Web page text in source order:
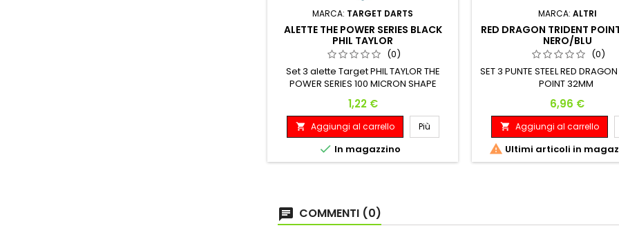
MARCA: TARGET DARTS
ALETTE THE POWER SERIES BLACK
PHIL TAYLOR
(0)
Set 3 alette Target PHIL TAYLOR THE
POWER SERIES 100 MICRON SHAPE
Prezzo
1,22 €
 Aggiungi al carrello Più
 In magazzino
MARCA: ALTRI
RED DRAGON TRIDENT
NERO/BLU
(0)
SET 3 PUNTE STEEL RED
POINT 32MM
Prezzo
6,96 €
 Aggiungi al carrello
 Ultimi articoli in
COMMENTI (0)